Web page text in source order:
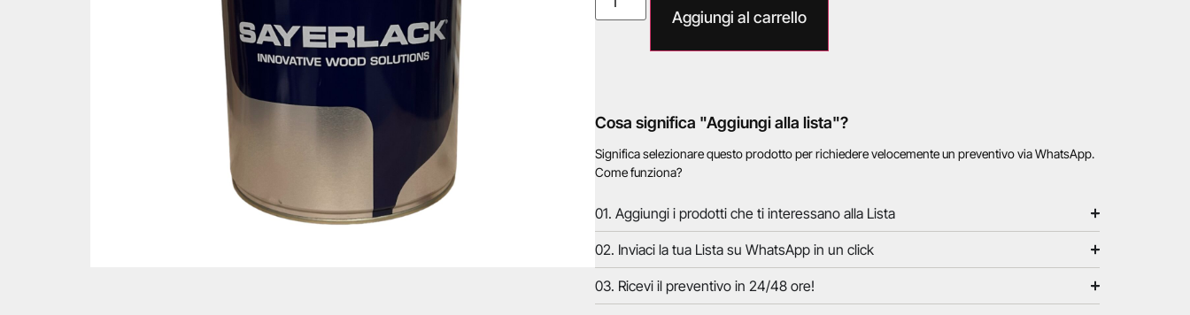
Aggiungi al carrello
Cosa significa "Aggiungi alla lista"?
Significa selezionare questo prodotto per richiedere velocemente un preventivo via WhatsApp.
Come funziona?
01. Aggiungi i prodotti che ti interessano alla Lista
02. Inviaci la tua Lista su WhatsApp in un click
03. Ricevi il preventivo in 24/48 ore!